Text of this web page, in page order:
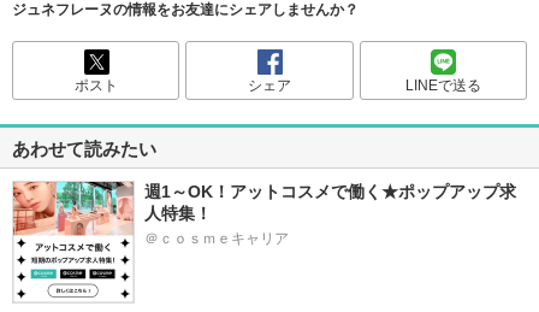
ジュネフレーヌの情報をお友達にシェアしませんか？
ポスト シェア LINEで送る
あわせて読みたい
週1～OK！アットコスメで働く★ポップアップ求
人特集！
＠ｃｏｓｍｅキャリア